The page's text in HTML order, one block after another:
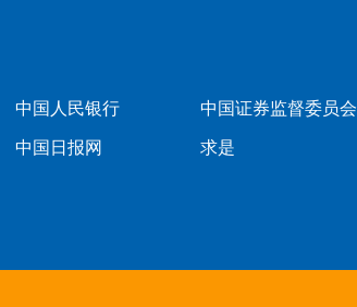
中国人民银行 中国证券监督委员会
中国日报网 求是